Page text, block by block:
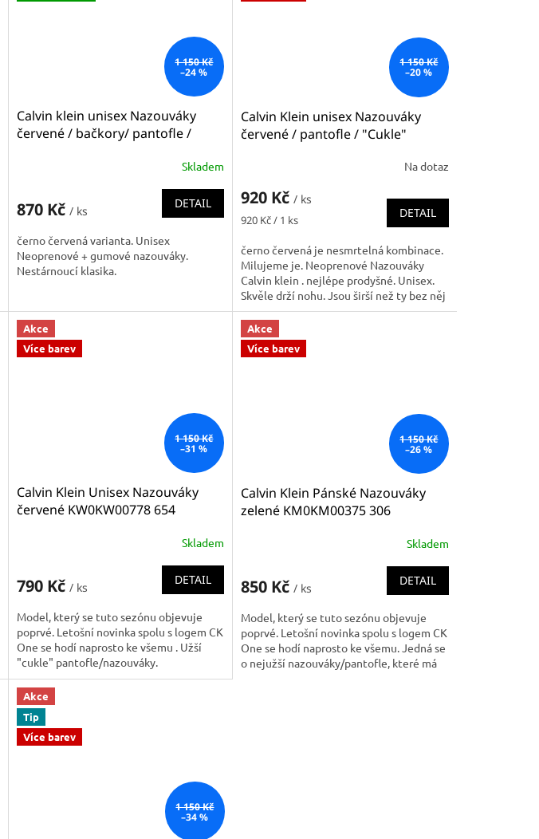
1 150 Kč
–24 %
Calvin klein unisex Nazouváky
červené / bačkory/ pantofle /
Skladem
870 Kč / ks
DETAIL
černo červená varianta. Unisex
Neoprenové + gumové nazouváky.
Nestárnoucí klasika.
1 150 Kč
–20 %
Calvin Klein unisex Nazouváky
červené / pantofle / "Cukle"
Na dotaz
920 Kč / ks
Měrná
920 Kč / 1 ks DETAIL
černo červená je nesmrtelná kombinace.
Milujeme je. Neoprenové Nazouváky
Calvin klein . nejlépe prodyšné. Unisex.
Skvěle drží nohu. Jsou širší než ty bez něj
(celo pvc)...
Akce
Více barev
1 150 Kč
–31 %
Calvin Klein Unisex Nazouváky
červené KW0KW00778 654
Skladem
790 Kč / ks
DETAIL
Model, který se tuto sezónu objevuje
poprvé. Letošní novinka spolu s logem CK
One se hodí naprosto ke všemu . Užší
"cukle" pantofle/nazouváky.
#KM0KM00375
Akce
Více barev
1 150 Kč
–26 %
Calvin Klein Pánské Nazouváky
zelené KM0KM00375 306
Skladem
850 Kč / ks
DETAIL
Model, který se tuto sezónu objevuje
poprvé. Letošní novinka spolu s logem CK
One se hodí naprosto ke všemu. Jedná se
o nejužší nazouváky/pantofle, které má
Akce
Tip
Více barev
1 150 Kč
–34 %